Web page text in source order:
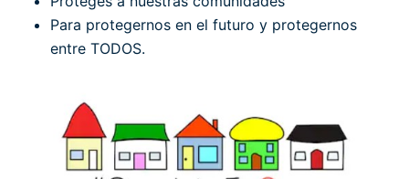
Para protegernos en el futuro y protegernos
entre TODOS.